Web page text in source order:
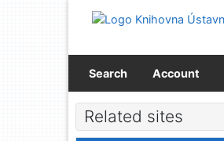
Go to menu
Search Account
Related sites